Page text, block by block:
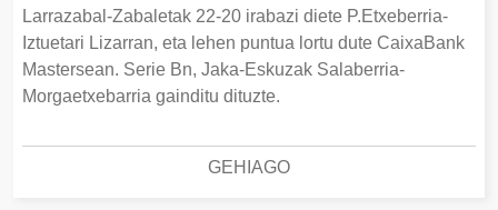
Larrazabal-Zabaletak 22-20 irabazi diete P.Etxeberria-
Iztuetari Lizarran, eta lehen puntua lortu dute CaixaBank
Mastersean. Serie Bn, Jaka-Eskuzak Salaberria-
Morgaetxebarria gainditu dituzte.
GEHIAGO